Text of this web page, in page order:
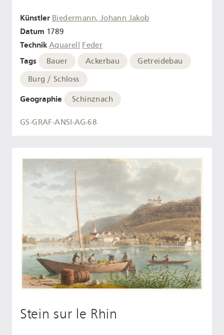
Künstler Biedermann, Johann Jakob
Datum 1789
Technik Aquarell Feder
Tags Bauer Ackerbau
Getreidebau
Burg / Schloss
Geographie Schinznach
GS-GRAF-ANSI-AG-68
Stein sur le Rhin